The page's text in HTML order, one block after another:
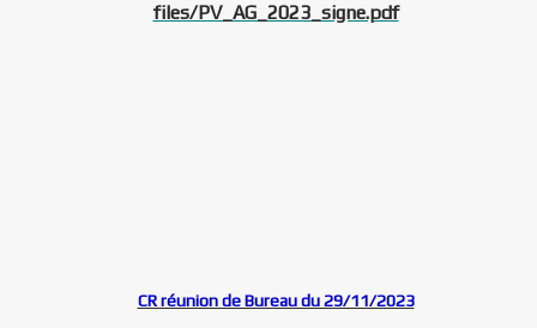
files/PV_AG_2023_signe.pdf
CR réunion de Bureau du 29/11/2023